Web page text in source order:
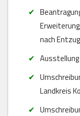
nach Entzug
Landkreis